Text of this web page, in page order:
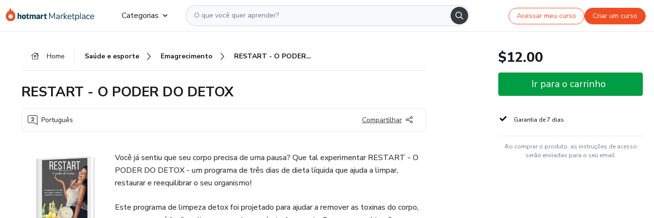
para
para
para
Categorias Acessar meu curso Criar um curso
Home Saúde e esporte Emagrecimento RESTART - O PODER DO DETOX
RESTART - O PODER DO DETOX
Português Compartilhar
Você já sentiu que seu corpo precisa de uma pausa? Que tal experimentar RESTART - O
PODER DO DETOX - um programa de três dias de dieta líquida que ajuda a limpar,
restaurar e reequilibrar o seu organismo!
Este programa de limpeza detox foi projetado para ajudar a remover as toxinas do corpo,
$12.00
Ir para o carrinho
Garantia de 7 dias
Ao comprar o produto, as instruções de acesso
serão enviadas para o seu email.